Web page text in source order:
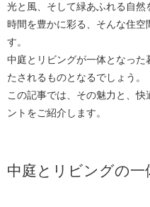
光と風、そして緑あふれる自
時間を豊かに彩る、そんな住
す。
中庭とリビングが一体となっ
たされるものとなるでしょう。
この記事では、その魅力と、
ントをご紹介します。
中庭とリビングの一